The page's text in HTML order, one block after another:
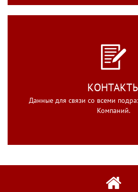
Данные для связи со всеми
Компаний.